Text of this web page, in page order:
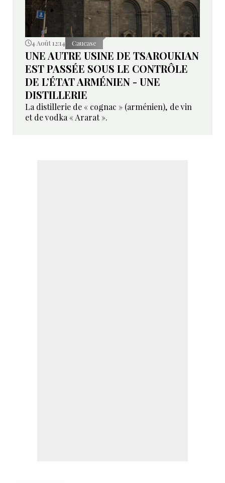
4 Août 12:14 Caucase
UNE AUTRE USINE DE TSAROUKIAN
EST PASSÉE SOUS LE CONTRÔLE
DE L’ÉTAT ARMÉNIEN - UNE
DISTILLERIE
La distillerie de « cognac » (arménien), de vin
et de vodka « Ararat ».